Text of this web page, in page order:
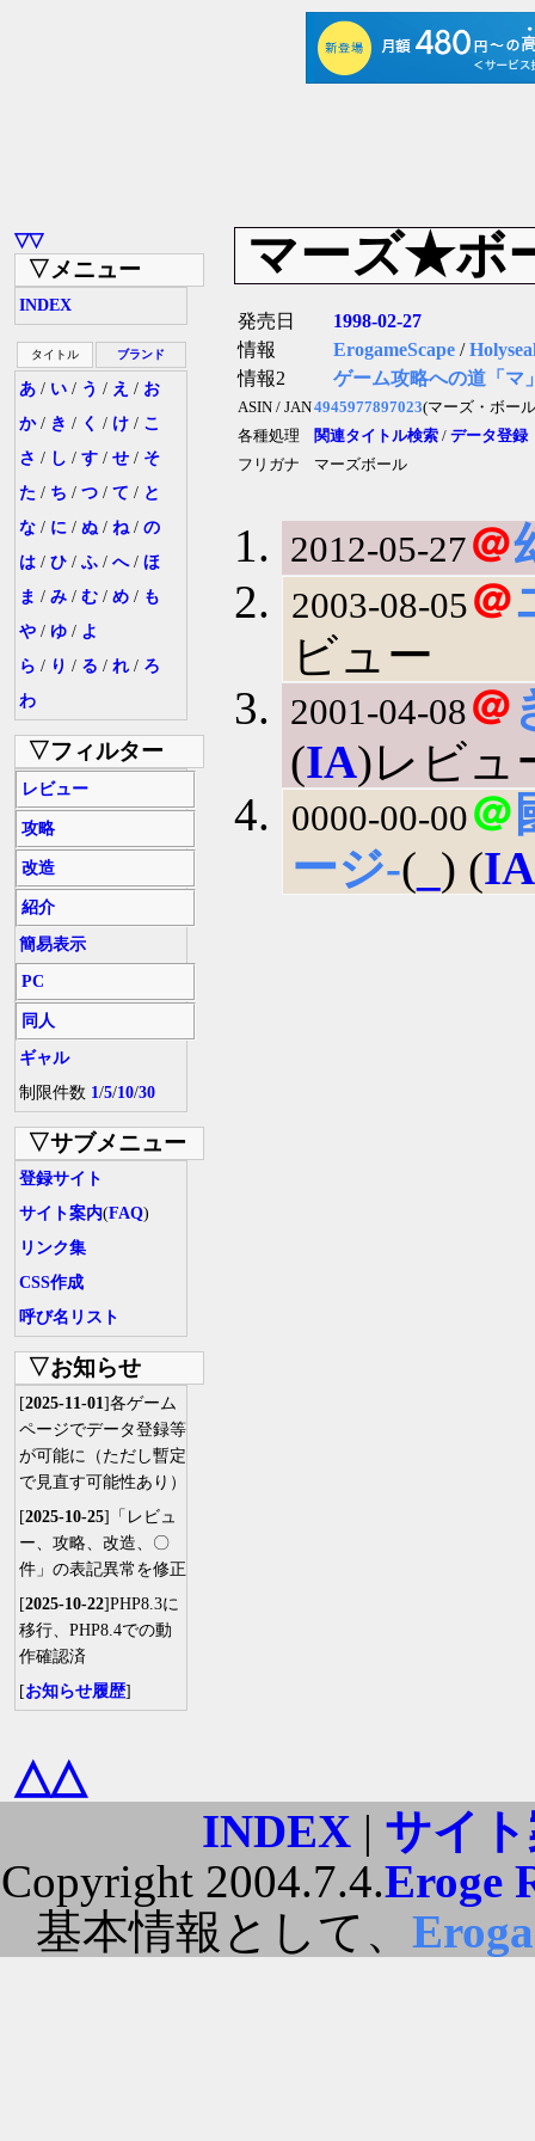
▽▽
▽メニュー
INDEX
タイトル ブランド
あ / い / う / え / お
か/ き / く / け / こ
さ / し / す / せ / そ
た / ち / つ / て / と
な / に / ぬ / ね / の
は / ひ / ふ / へ/ ほ
ま / み / む / め / も
や / ゆ / よ
ら / り / る / れ / ろ
わ
▽フィルター
レビュー
攻略
改造
紹介
簡易表示
PC
同人
ギャル
制限件数 1/5/10/30
▽サブメニュー
登録サイト
サイト案内(FAQ)
リンク集
CSS作成
呼び名リスト
▽お知らせ
[2025-11-01]各ゲーム
ページでデータ登録等
が可能に（ただし暫定
で見直す可能性あり）
[2025-10-25]「レビュ
ー、攻略、改造、〇
件」の表記異常を修正
[2025-10-22]PHP8.3に
移行、PHP8.4での動
作確認済
[お知らせ履歴]
マーズ★ボ
発売日
1998-02-27
情報
ErogameScape /
情報2
ゲーム攻略への道「マ
ASIN / JAN4945977897023(マーズ・ボー
各種処理
関連タイトル検索 / データ登録
フリガナ
マーズボール
2012-05-27＠
2003-08-05＠
ビュー
2001-04-08＠
(IA)レビュ
0000-00-00＠
ージ-( ) (IA
△△
INDEX| サイ
Copyright 2004.7.4.Eroge
基本情報として、